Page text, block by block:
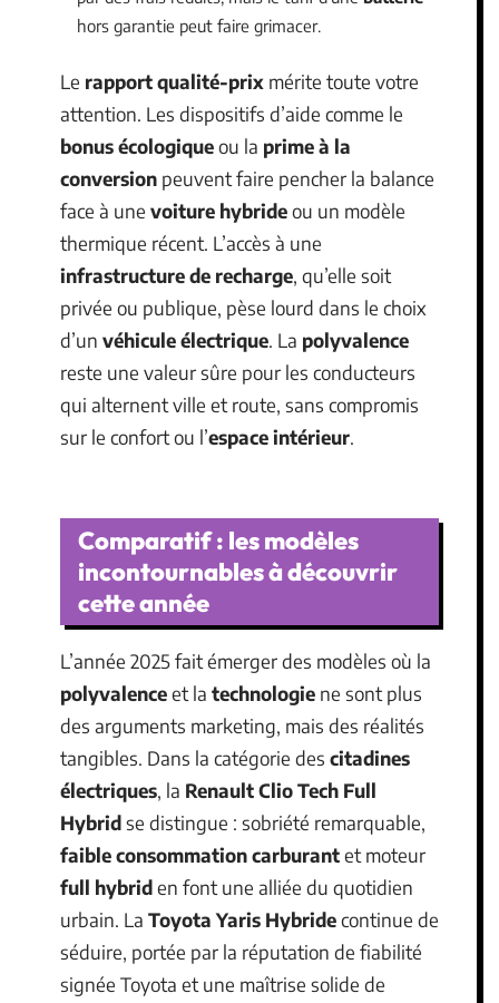
hors garantie peut faire grimacer.
Le rapport qualité-prix mérite toute votre
attention. Les dispositifs d’aide comme le
bonus écologiqueou la prime à la
conversion peuvent faire pencher la balance
face à une voiture hybrideou un modèle
thermique récent. L’accès à une
infrastructure de recharge, qu’elle soit
privée ou publique, pèse lourd dans le choix
d’un véhicule électrique. La polyvalence
reste une valeur sûre pour les conducteurs
qui alternent ville et route, sans compromis
sur le confort ou l’espace intérieur.
Comparatif : les modèles
incontournables à découvrir
cette année
L’année 2025 fait émerger des modèles où la
polyvalenceet la technologie ne sont plus
des arguments marketing, mais des réalités
tangibles. Dans la catégorie des citadines
électriques, la Renault Clio Tech Full
Hybridse distingue : sobriété remarquable,
faible consommation carburantet moteur
full hybriden font une alliée du quotidien
urbain. La Toyota Yaris Hybridecontinue de
séduire, portée par la réputation de fiabilité
signée Toyota et une maîtrise solide de